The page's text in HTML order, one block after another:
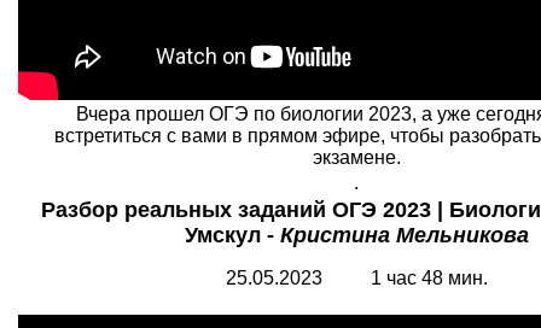
Вчера прошел ОГЭ по биологии 2023, а уже
встретиться с вами в прямом эфире, чтобы
экзамене.
.
Разбор реальных заданий ОГЭ 2023 |
Умскул - Кристина Мельникова
25.05.2023 1 час 48 мин.